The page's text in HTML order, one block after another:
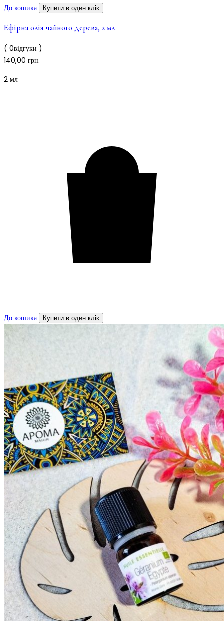
До кошика Купити в один клік
Ефірна олія чайного дерева, 2 мл
( 0відгуки )
140,00 грн.
2 мл
До кошика Купити в один клік